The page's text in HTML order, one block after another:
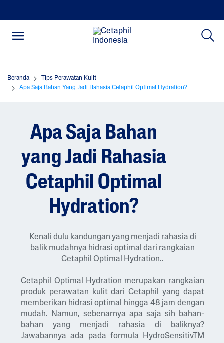
Beranda
Tips Perawatan Kulit
Apa Saja Bahan Yang Jadi Rahasia Cetaphil Optimal Hydration?
Apa Saja Bahan
yang Jadi Rahasia
Cetaphil Optimal
Hydration?
Kenali dulu kandungan yang menjadi rahasia di
balik mudahnya hidrasi optimal dari rangkaian
Cetaphil Optimal Hydration..
Cetaphil Optimal Hydration merupakan rangkaian
produk perawatan kulit dari Cetaphil yang dapat
memberikan hidrasi optimal hingga 48 jam dengan
mudah. Namun, sebenarnya apa saja sih bahan-
bahan yang menjadi rahasia di baliknya?
Jawabannya ada pada formula HydroSensitivTM